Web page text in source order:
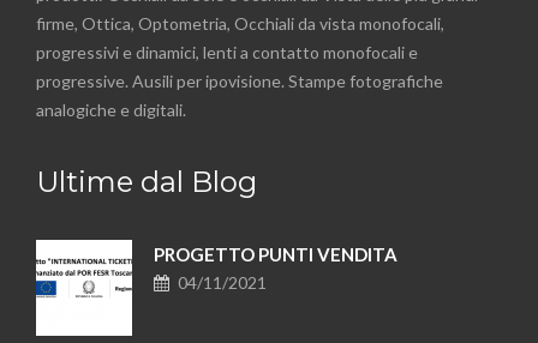
firme, Ottica, Optometria, Occhiali da vista monofocali,
progressivi e dinamici, lenti a contatto monofocali e
progressive. Ausili per ipovisione. Stampe fotografiche
analogiche e digitali.
Ultime dal Blog
PROGETTO PUNTI VENDITA
04/11/2021